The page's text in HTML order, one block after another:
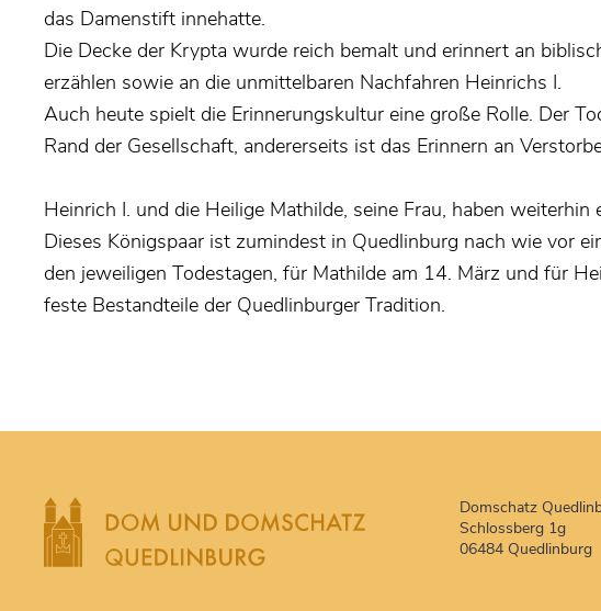
das Damenstift innehatte.
Die Decke der Krypta wurde reich bemalt und erinnert an
erzählen sowie an die unmittelbaren Nachfahren Heinrichs I.
Auch heute spielt die Erinnerungskultur eine große Rolle. Der
Rand der Gesellschaft, andererseits ist das Erinnern an
Heinrich I. und die Heilige Mathilde, seine Frau, haben
Dieses Königspaar ist zumindest in Quedlinburg nach wie vor
den jeweiligen Todestagen, für Mathilde am 14. März und für
feste Bestandteile der Quedlinburger Tradition.
Domschatz
Schlossberg 1g
06484 Quedlinburg